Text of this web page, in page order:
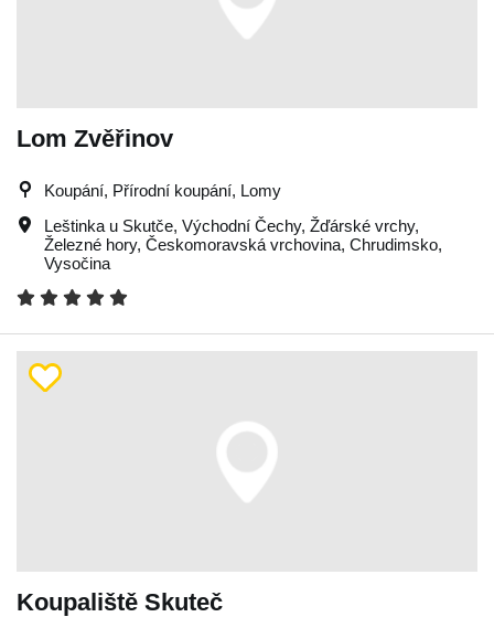
Lom Zvěřinov
Koupání, Přírodní koupání, Lomy
Leštinka u Skutče, Východní Čechy, Žďárské vrchy,
Železné hory, Českomoravská vrchovina, Chrudimsko,
Vysočina
Koupaliště Skuteč